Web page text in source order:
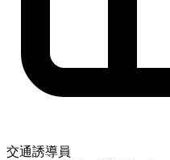
交通誘導員